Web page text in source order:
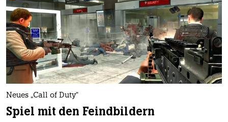
Neues „Call of Duty“
Spiel mit den Feindbildern